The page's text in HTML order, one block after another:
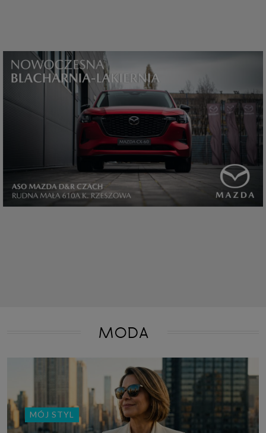
funkcjonowanie plików cookies itp. oraz jak usunąć takie pliki z Twojego
urządzenia.
Twoje uprawnienia
Przysługują Ci następujące uprawnienia wobec Twoich danych i ich
przetwarzania przez nas, inne podmioty z Grupy SAGIER i Zaufanych
1. Jeśli udzieliłeś zgody na przetwarzanie danych możesz ją w każdej
chwili wycofać (cofnięcie zgody oczywiście nie uchyli zgodności z prawem
przetwarzania już dokonanego na jej podstawie);
2. Masz również prawo żądania dostępu do Twoich danych osobowych, ich
sprostowania, usunięcia lub ograniczenia przetwarzania, prawo do
przeniesienia danych, wyrażenia sprzeciwu wobec przetwarzania danych
oraz prawo do wniesienia skargi do organu nadzorczego, którym w Polsce
jest Prezes Urzędu Ochrony Danych Osobowych.
Pod tym adresem
znajdziesz dodatkowe informacje dotyczące przetwarzania danych i
Twoich uprawnień.
MODA
MÓJ STYL